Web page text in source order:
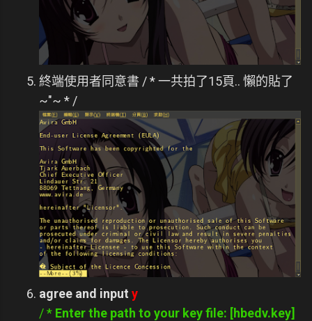
終端使用者同意書 / * 一共拍了15頁.. 懶的貼了
~"~ * /
agree and input y
/ * Enter the path to your key file: [hbedv.key]